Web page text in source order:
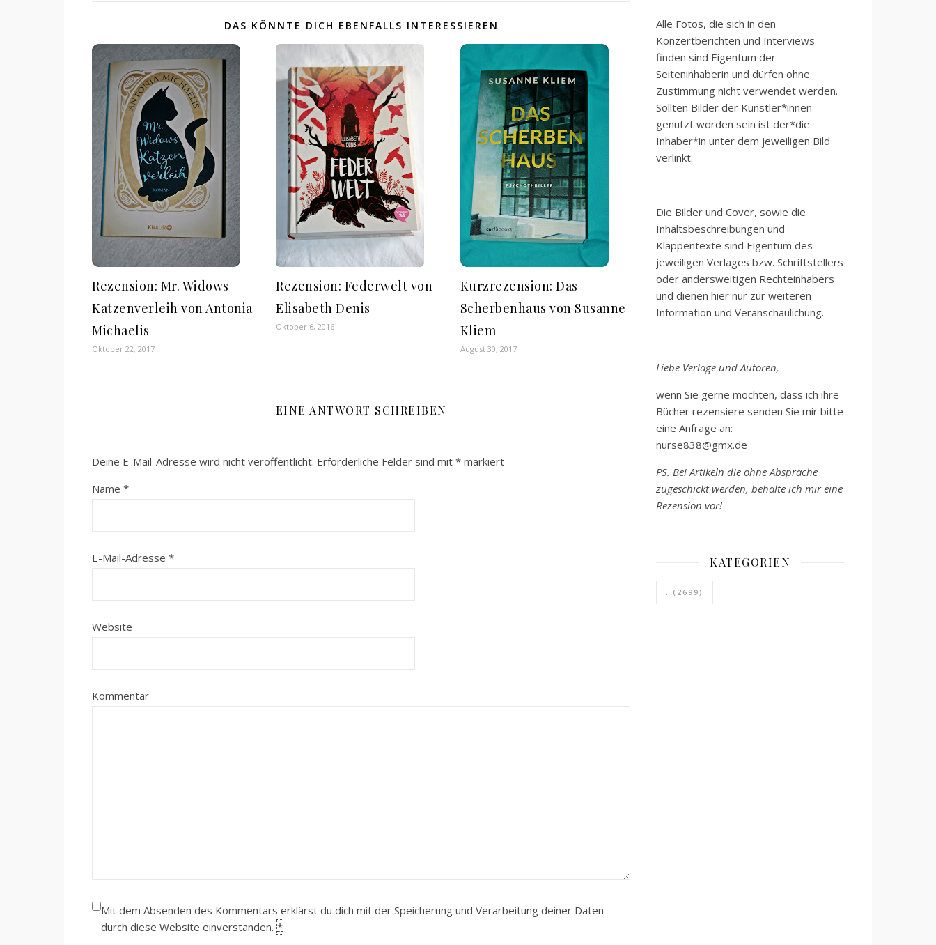
DAS KÖNNTE DICH EBENFALLS INTERESSIEREN
Rezension: Mr. Widows
Katzenverleih von Antonia
Michaelis
Oktober 22, 2017
Rezension: Federwelt von
Elisabeth Denis
Oktober 6, 2016
Kurzrezension: Das
Scherbenhaus von Susanne
Kliem
August 30, 2017
EINE ANTWORT SCHREIBEN
Deine E-Mail-Adresse wird nicht veröffentlicht. Erforderliche Felder sind mit * markiert
Name *
E-Mail-Adresse *
Website
Kommentar
Mit dem Absenden des Kommentars erklärst du dich mit der Speicherung und Verarbeitung deiner Daten
durch diese Website einverstanden. *
Alle Fotos, die sich in den
Konzertberichten und Interviews
finden sind Eigentum der
Seiteninhaberin und dürfen ohne
Zustimmung nicht verwendet werden.
Sollten Bilder der Künstler*innen
genutzt worden sein ist der*die
Inhaber*in unter dem jeweiligen Bild
verlinkt.
Die Bilder und Cover, sowie die
Inhaltsbeschreibungen und
Klappentexte sind Eigentum des
jeweiligen Verlages bzw. Schriftstellers
oder andersweitigen Rechteinhabers
und dienen hier nur zur weiteren
Information und Veranschaulichung.
Liebe Verlage und Autoren,
wenn Sie gerne möchten, dass ich ihre
Bücher rezensiere senden Sie mir bitte
eine Anfrage an:
nurse838@gmx.de
PS. Bei Artikeln die ohne Absprache
zugeschickt werden, behalte ich mir eine
Rezension vor!
KATEGORIEN
. (2699)